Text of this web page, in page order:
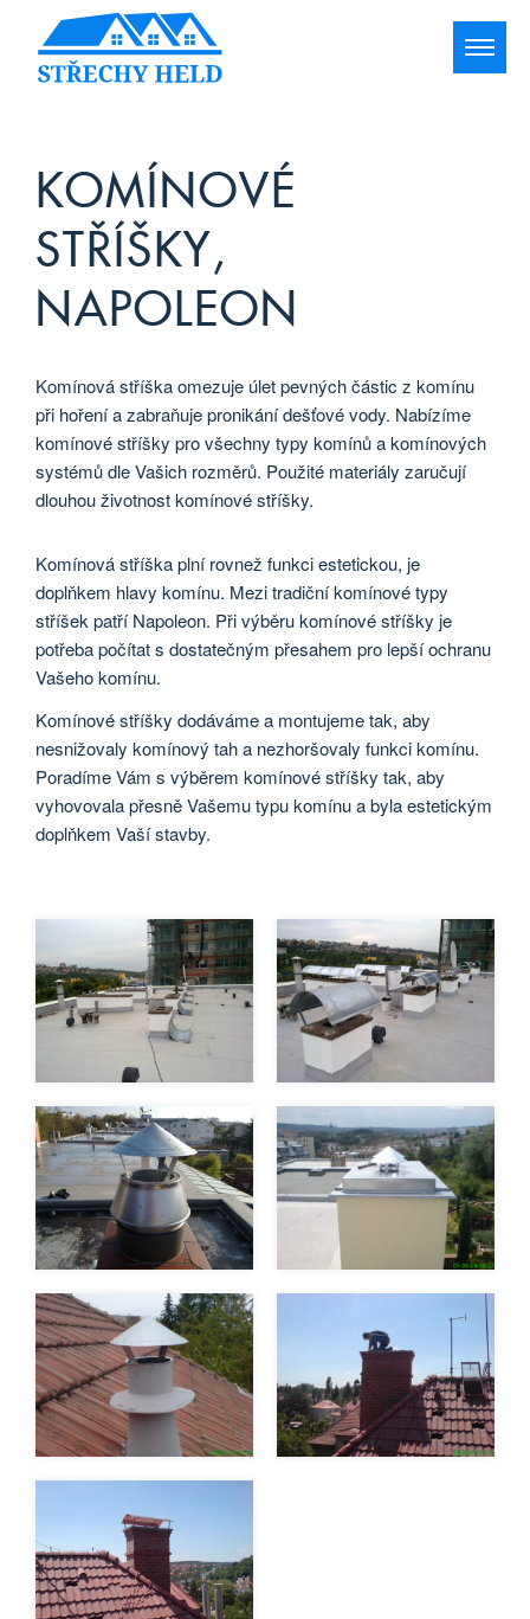
KOMÍNOVÉ
STŘÍŠKY,
NAPOLEON
Komínová stříška omezuje úlet pevných částic z komínu
při hoření a zabraňuje pronikání dešťové vody. Nabízíme
komínové stříšky pro všechny typy komínů a komínových
systémů dle Vašich rozměrů. Použité materiály zaručují
dlouhou životnost komínové stříšky.
Komínová stříška plní rovnež funkci estetickou, je
doplňkem hlavy komínu. Mezi tradiční komínové typy
stříšek patří Napoleon. Při výběru komínové stříšky je
potřeba počítat s dostatečným přesahem pro lepší ochranu
Vašeho komínu.
Komínové stříšky dodáváme a montujeme tak, aby
nesnižovaly komínový tah a nezhoršovaly funkci komínu.
Poradíme Vám s výběrem komínové stříšky tak, aby
vyhovovala přesně Vašemu typu komínu a byla estetickým
doplňkem Vaší stavby.